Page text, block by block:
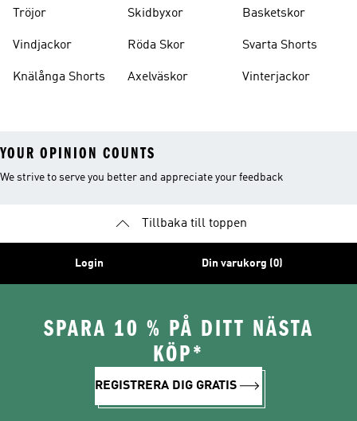
Tröjor
Vindjackor
Knälånga Shorts
Skidbyxor
Röda Skor
Axelväskor
Basketskor
Svarta Shorts
Vinterjackor
YOUR OPINION COUNTS
We strive to serve you better and appreciate your feedback
Tillbaka till toppen
Login Din varukorg (0)
SPARA 10 % PÅ DITT NÄSTA
KÖP*
REGISTRERA DIG GRATIS